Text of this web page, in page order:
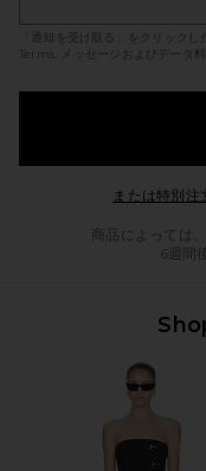
「通知を受け取る」をクリック
Terms
. メッセージおよびデータ
または特別
商品によっては
6週間